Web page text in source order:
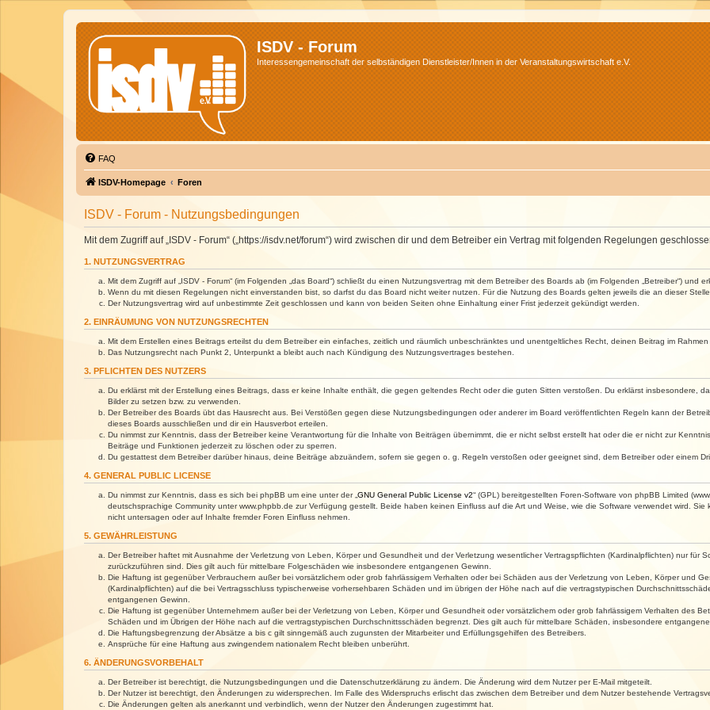
ISDV - Forum
Interessengemeinschaft der selbständigen Dienstleister/Innen in der Veranstaltungswirtschaft e.V.
FAQ
ISDV-Homepage Foren
ISDV - Forum - Nutzungsbedingungen
Mit dem Zugriff auf „ISDV - Forum“ („https://isdv.net/forum“) wird zwischen dir und dem Betreiber ein Vertrag mit folgenden Regelungen
1. NUTZUNGSVERTRAG
Mit dem Zugriff auf „ISDV - Forum“ (im Folgenden „das Board“) schließt du einen Nutzungsvertrag mit dem Betreiber des Boards ab (im Folgenden „Betreiber“)
Wenn du mit diesen Regelungen nicht einverstanden bist, so darfst du das Board nicht weiter nutzen. Für die Nutzung des Boards gelten jeweils die an dieser
Der Nutzungsvertrag wird auf unbestimmte Zeit geschlossen und kann von beiden Seiten ohne Einhaltung einer Frist jederzeit gekündigt werden.
2. EINRÄUMUNG VON NUTZUNGSRECHTEN
Mit dem Erstellen eines Beitrags erteilst du dem Betreiber ein einfaches, zeitlich und räumlich unbeschränktes und unentgeltliches Recht, deinen Beitrag im
Das Nutzungsrecht nach Punkt 2, Unterpunkt a bleibt auch nach Kündigung des Nutzungsvertrages bestehen.
3. PFLICHTEN DES NUTZERS
Du erklärst mit der Erstellung eines Beitrags, dass er keine Inhalte enthält, die gegen geltendes Recht oder die guten Sitten verstoßen. Du erklärst insbesondere,
Bilder zu setzen bzw. zu verwenden.
Der Betreiber des Boards übt das Hausrecht aus. Bei Verstößen gegen diese Nutzungsbedingungen oder anderer im Board veröffentlichten Regeln kann der
dieses Boards ausschließen und dir ein Hausverbot erteilen.
Du nimmst zur Kenntnis, dass der Betreiber keine Verantwortung für die Inhalte von Beiträgen übernimmt, die er nicht selbst erstellt hat oder die er nicht zur
Beiträge und Funktionen jederzeit zu löschen oder zu sperren.
Du gestattest dem Betreiber darüber hinaus, deine Beiträge abzuändern, sofern sie gegen o. g. Regeln verstoßen oder geeignet sind, dem Betreiber oder einem
4. GENERAL PUBLIC LICENSE
Du nimmst zur Kenntnis, dass es sich bei phpBB um eine unter der „ GNU General Public License v2“ (GPL) bereitgestellten Foren-Software von phpBB Limited
deutschsprachige Community unter www.phpbb.de zur Verfügung gestellt. Beide haben keinen Einfluss auf die Art und Weise, wie die Software verwendet wird.
nicht untersagen oder auf Inhalte fremder Foren Einfluss nehmen.
5. GEWÄHRLEISTUNG
Der Betreiber haftet mit Ausnahme der Verletzung von Leben, Körper und Gesundheit und der Verletzung wesentlicher Vertragspflichten (Kardinalpflichten) nur für
zurückzuführen sind. Dies gilt auch für mittelbare Folgeschäden wie insbesondere entgangenen Gewinn.
Die Haftung ist gegenüber Verbrauchern außer bei vorsätzlichem oder grob fahrlässigem Verhalten oder bei Schäden aus der Verletzung von Leben, Körper und
(Kardinalpflichten) auf die bei Vertragsschluss typischerweise vorhersehbaren Schäden und im übrigen der Höhe nach auf die vertragstypischen
entgangenen Gewinn.
Die Haftung ist gegenüber Unternehmern außer bei der Verletzung von Leben, Körper und Gesundheit oder vorsätzlichem oder grob fahrlässigem Verhalten des
Schäden und im Übrigen der Höhe nach auf die vertragstypischen Durchschnittsschäden begrenzt. Dies gilt auch für mittelbare Schäden, insbesondere
Die Haftungsbegrenzung der Absätze a bis c gilt sinngemäß auch zugunsten der Mitarbeiter und Erfüllungsgehilfen des Betreibers.
Ansprüche für eine Haftung aus zwingendem nationalem Recht bleiben unberührt.
6. ÄNDERUNGSVORBEHALT
Der Betreiber ist berechtigt, die Nutzungsbedingungen und die Datenschutzerklärung zu ändern. Die Änderung wird dem Nutzer per E-Mail mitgeteilt.
Der Nutzer ist berechtigt, den Änderungen zu widersprechen. Im Falle des Widerspruchs erlischt das zwischen dem Betreiber und dem Nutzer bestehende
Die Änderungen gelten als anerkannt und verbindlich, wenn der Nutzer den Änderungen zugestimmt hat.